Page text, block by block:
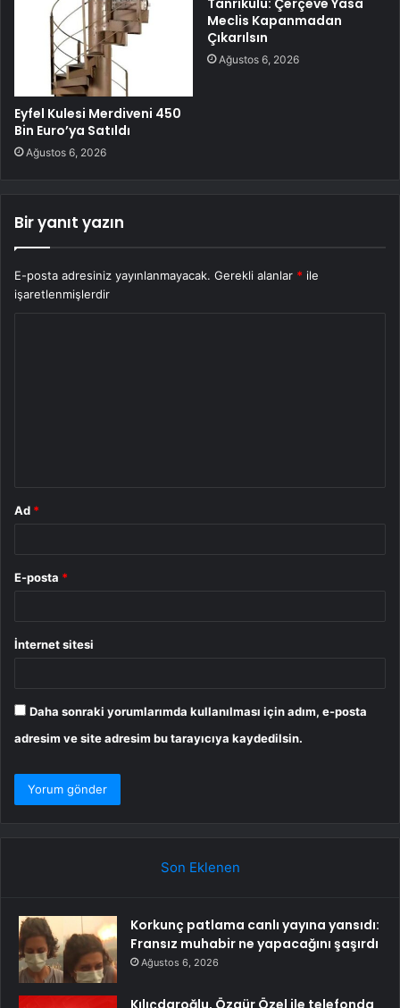
Eyfel Kulesi Merdiveni 450
Bin Euro’ya Satıldı
Ağustos 6, 2026
Tanrıkulu: Çerçeve Yasa
Meclis Kapanmadan
Çıkarılsın
Ağustos 6, 2026
Bir yanıt yazın
E-posta adresiniz yayınlanmayacak. Gerekli alanlar * ile
işaretlenmişlerdir
Ad *
E-posta *
İnternet sitesi
Daha sonraki yorumlarımda kullanılması için adım, e-posta
adresim ve site adresim bu tarayıcıya kaydedilsin.
Son Eklenen
Korkunç patlama canlı yayına yansıdı:
Fransız muhabir ne yapacağını şaşırdı
Ağustos 6, 2026